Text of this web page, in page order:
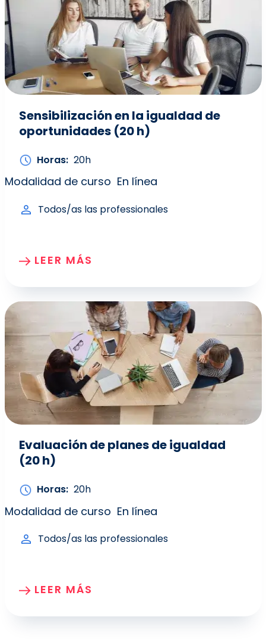
Sensibilización en la igualdad de
oportunidades (20 h)
Horas 20h
Modalidad de curso En línea
Todos/as las professionales
LEER MÁS
Evaluación de planes de igualdad
(20 h)
Horas 20h
Modalidad de curso En línea
Todos/as las professionales
LEER MÁS